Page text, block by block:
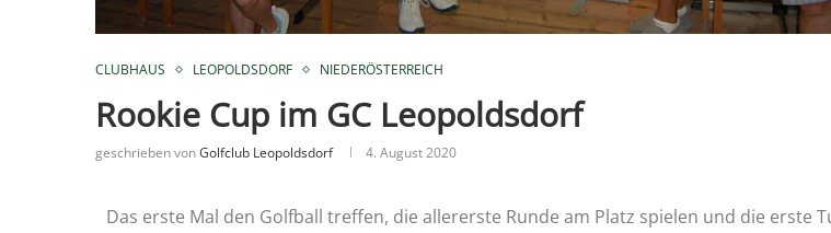
CLUBHAUS LEOPOLDSDORF NIEDERÖSTERREICH
Rookie Cup im GC Leopoldsdorf
geschrieben vonGolfclub Leopoldsdorf 4. August 2020
Das erste Mal den Golfball treffen, die allererste Runde am Platz spielen und die erste